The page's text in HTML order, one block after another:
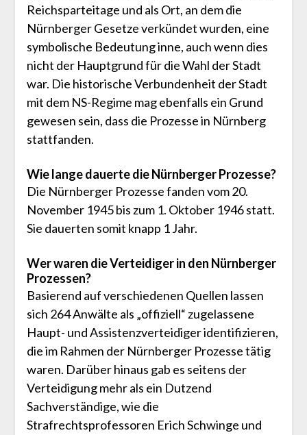
Reichsparteitage und als Ort, an dem die
Nürnberger Gesetze verkündet wurden, eine
symbolische Bedeutung inne, auch wenn dies
nicht der Hauptgrund für die Wahl der Stadt
war. Die historische Verbundenheit der Stadt
mit dem NS-Regime mag ebenfalls ein Grund
gewesen sein, dass die Prozesse in Nürnberg
stattfanden.
Wie lange dauerte die Nürnberger Prozesse?
Die Nürnberger Prozesse fanden vom 20.
November 1945 bis zum 1. Oktober 1946 statt.
Sie dauerten somit knapp 1 Jahr.
Wer waren die Verteidiger in den Nürnberger
Prozessen?
Basierend auf verschiedenen Quellen lassen
sich 264 Anwälte als „offiziell“ zugelassene
Haupt- und Assistenzverteidiger identifizieren,
die im Rahmen der Nürnberger Prozesse tätig
waren. Darüber hinaus gab es seitens der
Verteidigung mehr als ein Dutzend
Sachverständige, wie die
Strafrechtsprofessoren Erich Schwinge und